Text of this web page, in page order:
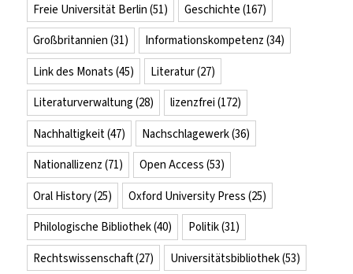
Freie Universität Berlin (51) Geschichte (167)
Großbritannien (31) Informationskompetenz (34)
Link des Monats (45) Literatur(27)
Literaturverwaltung (28) lizenzfrei (172)
Nachhaltigkeit(47) Nachschlagewerk(36)
Nationallizenz (71) Open Access (53)
Oral History(25) Oxford University Press (25)
Philologische Bibliothek(40) Politik(31)
Rechtswissenschaft(27) Universitätsbibliothek(53)